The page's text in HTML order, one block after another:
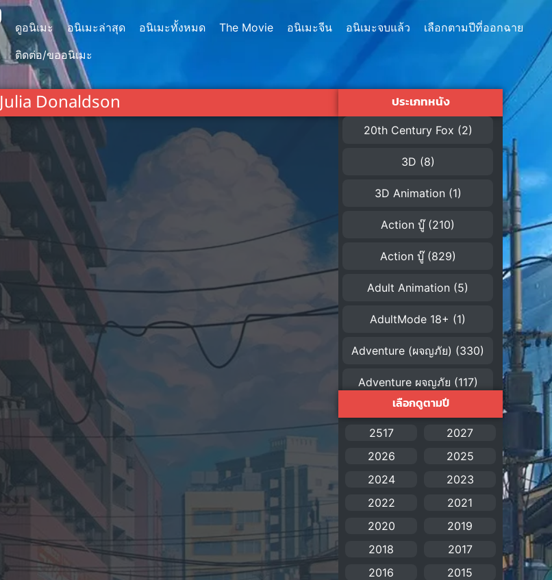
ดูอนิเมะ อนิเมะล่าสุด อนิเมะทั้งหมด The Movie อนิเมะจีน อนิเมะจบแล้ว
เลือกตามปีที่ออกฉาย
ติดต่อ/ขออนิเมะ
Donaldson ประเภทหนัง
20th Century Fox (2)
3D (8)
3D Animation (1)
Action บู๊(210)
Action บู๊(829)
Adult Animation (5)
AdultMode 18+ (1)
Adventure (ผจญภัย) (330)
Adventure ผจญภัย (117)
(1)
American (4)
Anal (ประตูหลัง) (11)
Animation การ์ตูน(88)
เลือกดูตามปี
2517
2027
2026
2025
2024
2023
2022
2021
2020
2019
2018
2017
2016
2015